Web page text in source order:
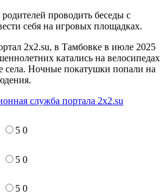
проводить беседы с
себя на игровых площадках.
2х2.su, в Тамбовке в июле 2025
катались на велосипедах
села. Ночные покатушки попали на
служба портала 2x2.su
5 0
5 0
5 0